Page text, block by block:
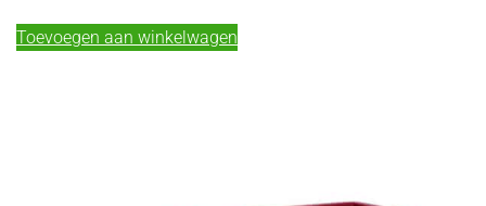
Toevoegen aan winkelwagen